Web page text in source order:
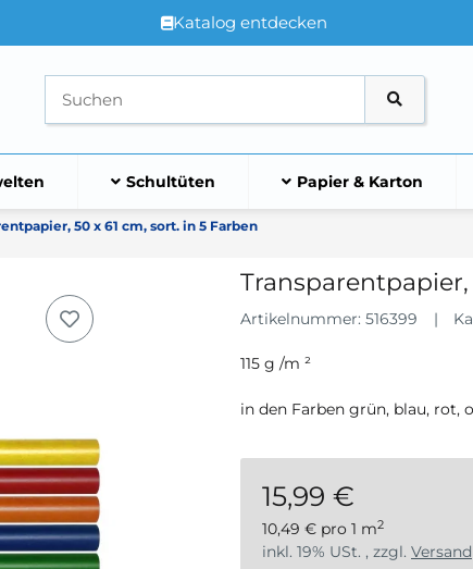
Katalog entdecken
Schultüten Papier & Karton
50 x 61 cm, sort. in 5 Farben
Transparentpapier,
Artikelnummer: 516399
115 g /m ²
in den Farben grün, blau, rot,
15,99 €
10,49 € pro 1 m2
inkl. 19% USt. , zzgl. Versand